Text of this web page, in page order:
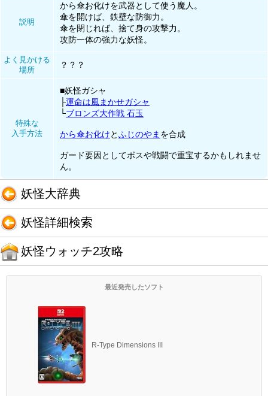
説明
から傘お化けを武器として使う魔人。
傘を開けば、鉄壁な防御力。
傘を閉じれば、捨て身の攻撃力。
攻防一体の強力な妖怪。
よく見かける
場所
？？？
特殊な
入手方法
■妖怪ガシャ
├運命は風まかせガシャ
└ブロンズ大作戦 石玉
から傘お化けとふじのやま を合成
ガード要因としてボスや戦闘で重宝するかもしれませ
ん。
妖怪大辞典
妖怪詳細検索
妖怪ウォッチ2攻略
最近発売したソフト
R-Type Dimensions III